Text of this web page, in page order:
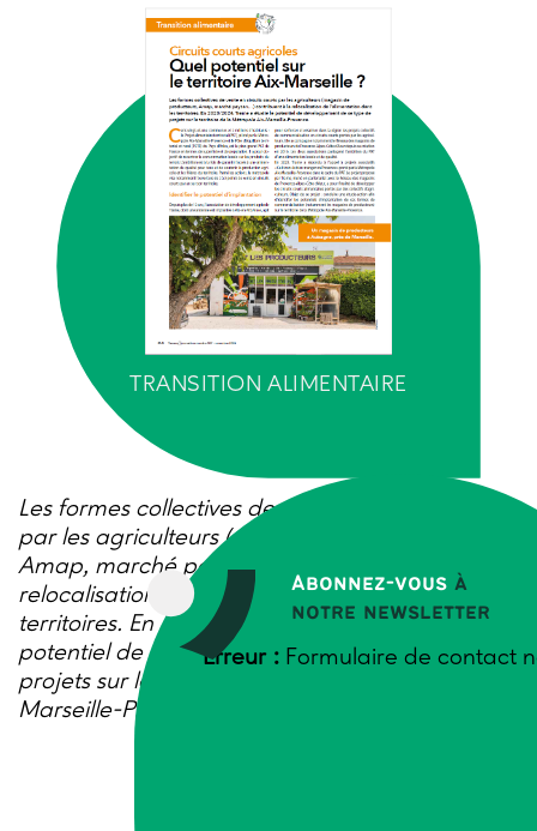
Abonnez-vous à
notre newsletter
Erreur : Formulaire de contact
TRANSITION ALIMENTAIRE
Les formes collectives de vente en circuits courts
par les agriculteurs (magasin de producteurs,
Amap, marché paysan…) contribuent à la
relocalisation de l’alimentation dans les
territoires. En 2023/24, Trame a étudié le
potentiel de développement de ce type de
projets sur le territoire de la Métropole Aix-
Marseille-Provence.